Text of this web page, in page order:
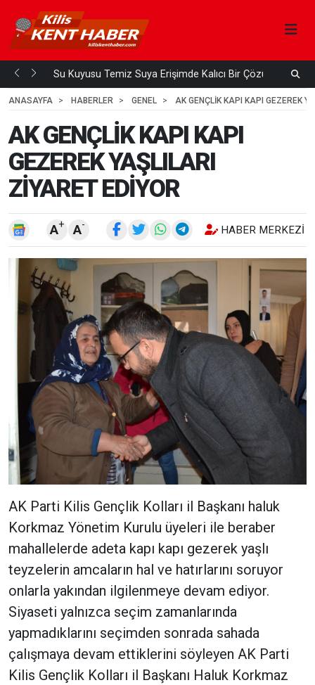
Su Kuyusu Temiz Suya Erişimde Kalıcı Bir Çözüm
4
ANASAYFA HABERLER GENEL AK GENÇLİK KAPI KAPI GEZEREK
AK GENÇLİK KAPI KAPI
GEZEREK YAŞLILARI
ZİYARET EDİYOR
A+ A- HABER MERKEZI
AK Parti Kilis Gençlik Kolları il Başkanı haluk
Korkmaz Yönetim Kurulu üyeleri ile beraber
mahallelerde adeta kapı kapı gezerek yaşlı
teyzelerin amcaların hal ve hatırlarını soruyor
onlarla yakından ilgilenmeye devam ediyor.
Siyaseti yalnızca seçim zamanlarında
yapmadıklarını seçimden sonrada sahada
çalışmaya devam ettiklerini söyleyen AK Parti
Kilis Gençlik Kolları il Başkanı Haluk Korkmaz